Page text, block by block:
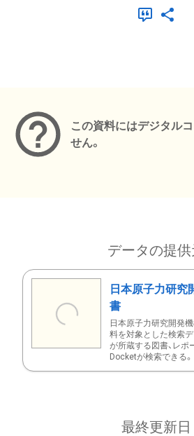
この資料にはデジタル
せん。
データの提供
日本原子力研究
書
日本原子力研究開発
料を対象とした検索
が所蔵する図書、レポ
Docketが検索できる。
最終更新日